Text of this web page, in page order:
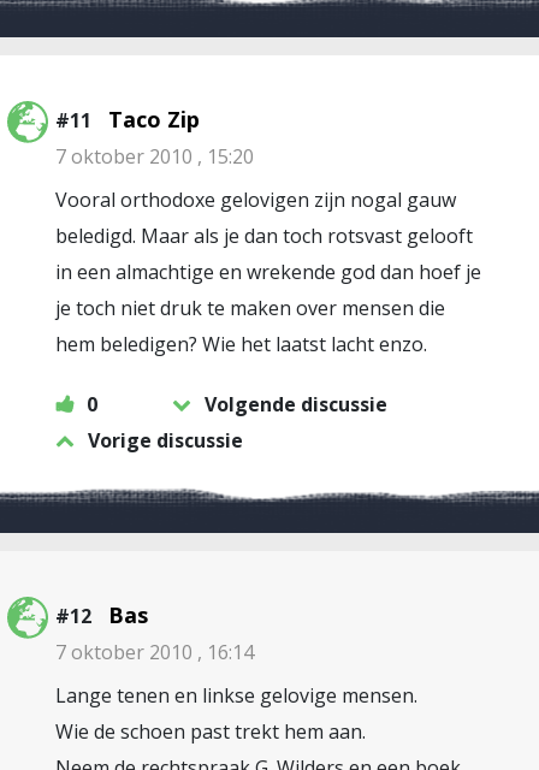
#11 Taco Zip
7 oktober 2010 , 15:20
Vooral orthodoxe gelovigen zijn nogal gauw
beledigd. Maar als je dan toch rotsvast gelooft
in een almachtige en wrekende god dan hoef je
je toch niet druk te maken over mensen die
hem beledigen? Wie het laatst lacht enzo.
0
Volgende discussie
Vorige discussie
#12 Bas
7 oktober 2010 , 16:14
Lange tenen en linkse gelovige mensen.
Wie de schoen past trekt hem aan.